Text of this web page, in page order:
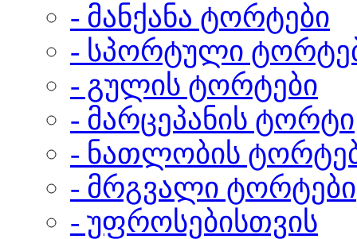
- მანქანა ტორტები
- სპორტული
- გულის ტორტები
- მარცეპანის ტორტი
- ნათლობის
- მრგვალი ტორტები
- უფროსებისთვის